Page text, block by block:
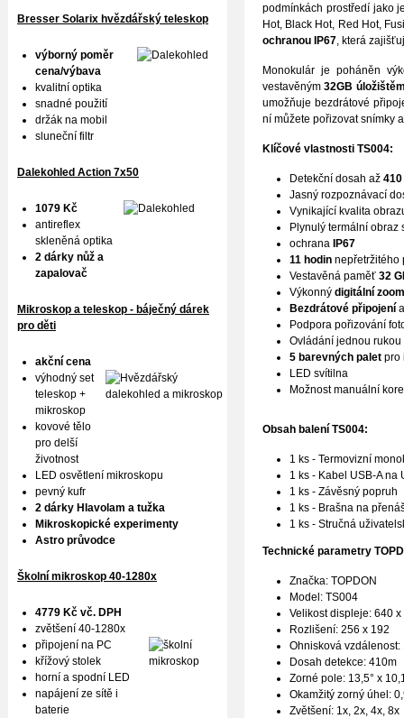
podmínkách prostředí jako
Hot, Black Hot, Red Hot,
ochranou IP67, která
Monokulár je poháněn
vestavěným32GB
umožňuje bezdrátové
ní můžete pořizovat snímky
Klíčové vlastnosti TS004:
Detekční dosah až
Jasný rozpoznávací
Vynikající kvalita
Plynulý termální
ochrana IP67
11 hodin nepřetržitého
Vestavěná paměť 32
Výkonný digitální
Bezdrátové připojení
Podpora pořizování
Ovládání jednou
5 barevných palet pro
LED svítilna
Možnost manuální
Obsah balení TS004:
1 ks - Termovizní
1 ks - Kabel USB-A na
1 ks - Závěsný popruh
1 ks - Brašna na
1 ks - Stručná
Technické parametry
Značka: TOPDON
Model: TS004
Velikost displeje: 640
Rozlišení: 256 x 192
Ohnisková vzdálenost:
Dosah detekce: 410m
Zorné pole: 13,5° x
Okamžitý zorný úhel:
Zvětšení: 1x, 2x, 4x, 8x
Bresser Solarix hvězdářský teleskop
výborný poměr
cena/výbava
kvalitní optika
snadné použití
držák na mobil
sluneční filtr
Dalekohled Action 7x50
1079 Kč
antireflex
skleněná optika
2 dárky nůž a
zapalovač
Mikroskop a teleskop - báječný dárek
pro děti
akční cena
výhodný set
teleskop +
mikroskop
kovové tělo
pro delší
životnost
LED osvětlení mikroskopu
pevný kufr
2 dárky Hlavolam a tužka
Mikroskopické experimenty
Astro průvodce
Školní mikroskop 40-1280x
4779 Kč vč. DPH
zvětšení 40-1280x
připojení na PC
křížový stolek
horní a spodní LED
napájení ze sítě i
baterie